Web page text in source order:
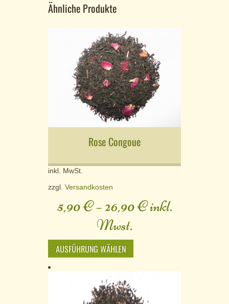
Ähnliche Produkte
Rose Congoue
inkl. MwSt.
zzgl. Versandkosten
5,90€–26,90€inkl.
Mwst.
AUSFÜHRUNG WÄHLEN